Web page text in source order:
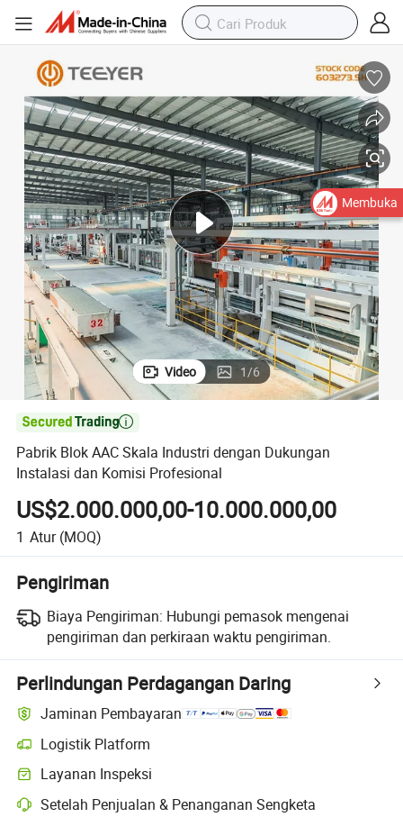
Video 1/6

Pabrik Blok AAC Skala Industri dengan Dukungan
Instalasi dan Komisi Profesional
US$2.000.000,00-10.000.000,00
1 Atur (MOQ)
Pengiriman
Biaya Pengiriman: Hubungi pemasok mengenai
pengiriman dan perkiraan waktu pengiriman.
Perlindungan Perdagangan Daring
Jaminan Pembayaran
Logistik Platform
Layanan Inspeksi
Setelah Penjualan & Penanganan Sengketa
Membuka